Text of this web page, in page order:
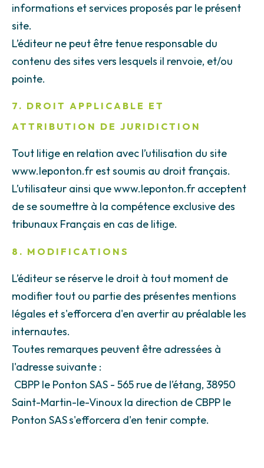
informations et services proposés par le présent
site.
L’éditeur ne peut être tenue responsable du
contenu des sites vers lesquels il renvoie, et/ou
pointe.
7. DROIT APPLICABLE ET
ATTRIBUTION DE JURIDICTION
Tout litige en relation avec l’utilisation du site
www.leponton.fr est soumis au droit français.
L’utilisateur ainsi que www.leponton.fr acceptent
de se soumettre à la compétence exclusive des
tribunaux Français en cas de litige.
8. MODIFICATIONS
L’éditeur se réserve le droit à tout moment de
modifier tout ou partie des présentes mentions
légales et s'efforcera d'en avertir au préalable les
internautes.
Toutes remarques peuvent être adressées à
l'adresse suivante :
CBPP le Ponton SAS - 565 rue de l’étang, 38950
Saint-Martin-le-Vinoux la direction de CBPP le
Ponton SASs'efforcera d'en tenir compte.